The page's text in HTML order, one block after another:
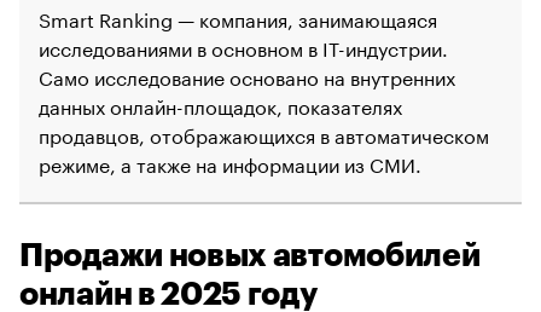
Smart Ranking — компания, занимающаяся
исследованиями в основном в IT-индустрии.
Само исследование основано на внутренних
данных онлайн-площадок, показателях
продавцов, отображающихся в автоматическом
режиме, а также на информации из СМИ.
Продажи новых автомобилей
онлайн в 2025 году